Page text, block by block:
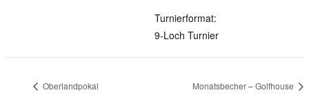
Turnierformat:
9-Loch Turnier
Oberlandpokal Monatsbecher – Golfhouse